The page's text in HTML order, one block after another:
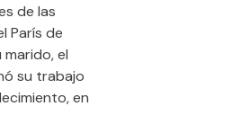
de las
París de
marido, el
su trabajo
en